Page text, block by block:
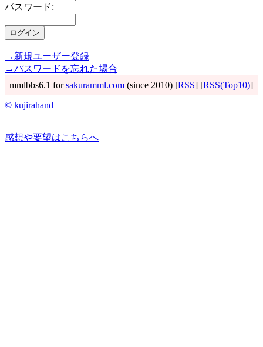
パスワード:
→新規ユーザー登録
→パスワードを忘れた場合
mmlbbs6.1 forsakuramml.com (since 2010) [RSS] [RSS(Top10)]
© kujirahand
感想や要望はこちらへ